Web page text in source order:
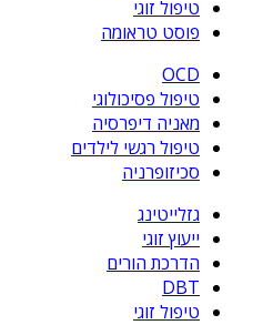
טיפול זוגי
פוסט טראומה
OCD
טיפול פסיכולוגי
מאניה דיפרסיה
טיפול רגשי לילדים
סכיזופרניה
גזלייטינג
ייעוץ זוגי
הדרכת הורים
DBT
טיפול זוגי